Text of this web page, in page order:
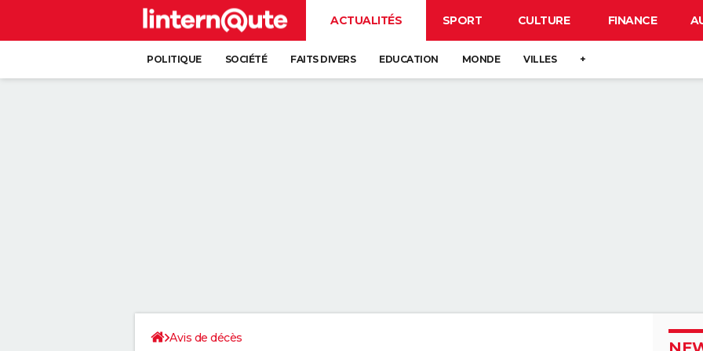
ACTUALITÉS SPORT CULTURE FINANCE
POLITIQUE SOCIÉTÉ FAITS DIVERS EDUCATION MONDE VILLES +
Avis de décès